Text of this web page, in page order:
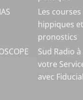
Les courses
hippiques et
pronostics
Sud Radio à
votre
avec Fiducial